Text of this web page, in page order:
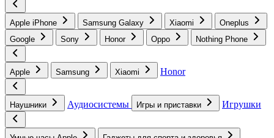
Apple iPhone Samsung Galaxy Xiaomi
Oneplus
Google
Sony Honor Oppo Nothing Phone
Apple Samsung Xiaomi Honor
Наушники Аудиосистемы Игры и приставки Игрушки